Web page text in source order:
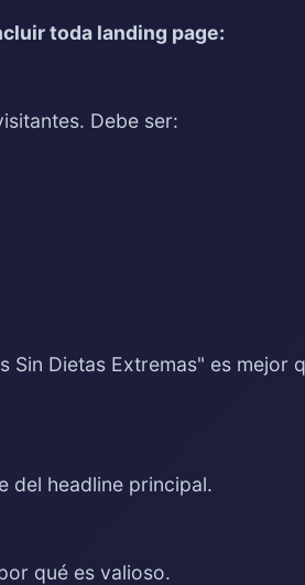
toda landing page:
Debe ser:
Sin Dietas Extremas" es mejor
del headline principal.
qué es valioso.